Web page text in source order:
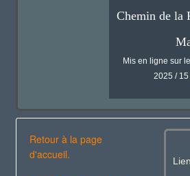
Chemin de la
Mis en ligne sur
2025 /
Retour à la page
d'accueil.